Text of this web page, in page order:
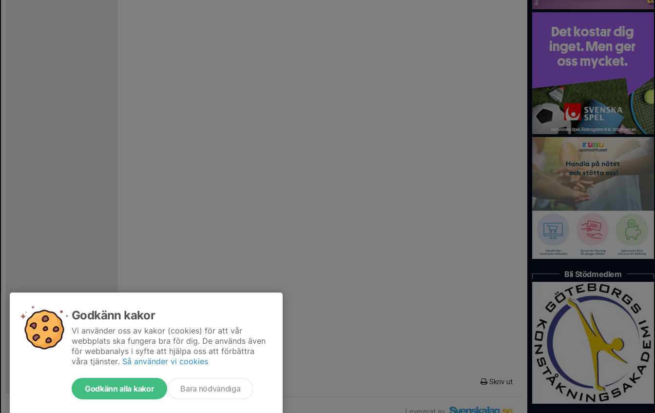
Skriv ut
Bli Stödmedlem
Godkänn kakor
Vi använder oss av kakor (cookies) för att vår
webbplats ska fungera bra för dig. De används även
för webbanalys i syfte att hjälpa oss att förbättra
våra tjänster. Så använder vi cookies
Godkänn alla kakor Bara nödvändiga